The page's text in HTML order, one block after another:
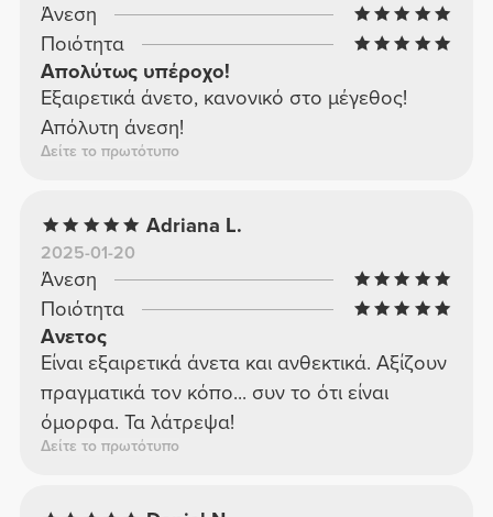
Άνεση
Ποιότητα
Απολύτως υπέροχο!
Εξαιρετικά άνετο, κανονικό στο μέγεθος!
Απόλυτη άνεση!
Δείτε το πρωτότυπο
Adriana L.
2025-01-20
Άνεση
Ποιότητα
Ανετος
Είναι εξαιρετικά άνετα και ανθεκτικά. Αξίζουν
πραγματικά τον κόπο... συν το ότι είναι
όμορφα. Τα λάτρεψα!
Δείτε το πρωτότυπο